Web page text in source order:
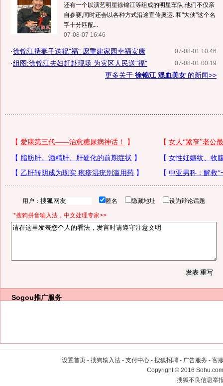
还有一个以演艺明星徐锦江等组成的明星车队.他们不仅亲
自参赛,同时还会以各种方式沿途宣传奥运. 和"大侠"这个名
字十分匹配...
07-08-07 16:46
07-08-01 10:46
·徐锦江携妻子送祝"福" 愿重建家园幸福安康
07-08-01 00:19
·组图:徐锦江夫妇赶赴现场 为灾区人民送"福"
更多关于 徐锦江 混血美女 的新闻>>
用户： 匿名 隐藏地址 设为辩论话题
*搜狗拼音输入法，中文处理专家>>
Sogou推广服务
设置首页 - 搜狗输入法 - 支付中心 - 搜狐招聘 - 广告服务 - 客
Copyright©2016
搜狐不良信息举